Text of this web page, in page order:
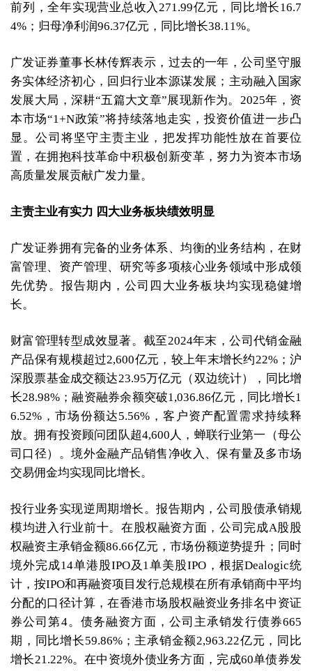
前列，全年实现营业总收入271.99亿元，同比增长16.7
4%；归母净利润96.37亿元，同比增长38.11%。
广发证券董事长林传辉表示，过去的一年，公司坚守服
务实体经济初心，回归行业本源谋发展；主动融入国家
发展大局，深耕“五篇大文章”展现新作为。2025年，资
本市场“1+N政策”将持续落地走实，投资价值进一步凸
显。公司将坚守主责主业，把发挥功能性放在首要位
置，在拥抱科技革命中积极创新变革，努力为资本市场
高质量发展贡献广发力量。
主责主业有实力 四大业务板块绩效明显
广发证券拥有完备的业务体系、均衡的业务结构，在财
富管理、资产管理、研究等多项核心业务领域中形成领
先优势。报告期内，公司四大业务板块均实现稳健增
长。
财富管理转型成效显著。截至2024年末，公司代销金融
产品保有规模超过2,600亿元，较上年末增长约22%；沪
深股票基金成交额达23.95万亿元（双边统计），同比增
长28.98%；融资融券余额突破1,036.86亿元，同比增长1
6.52%，市场份额达5.56%，客户资产配置需求持续释
放。拥有投资顾问团队超4,600人，蝉联行业第一（母公
司口径）。境外金融产品销售净收入、保有量及多市场
交易佣金均实现同比增长。
投行业务实现逆周期增长。报告期内，公司股债承销规
模均进入行业前十。在股权融资方面，公司完成A股股
权融资主承销金额86.66亿元，市场份额逆势提升；同时
境外完成14单港股IPO及1单美股IPO，根据Dealogic统
计，按IPO和再融资项目发行总规模在所有承销商中平均
分配的口径计算，在香港市场股权融资业务排名中资证
券公司第4。债务融资方面，公司主承销发行债券665
期，同比增长59.86%；主承销金额2,963.22亿元，同比
增长21.22%。在中资境外债业务方面，完成60单债券发